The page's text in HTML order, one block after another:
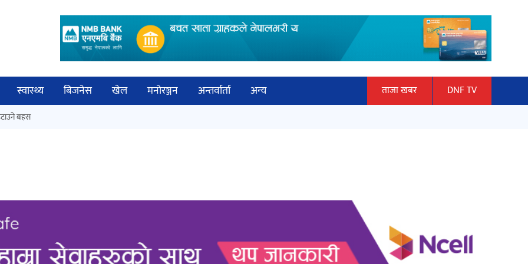
स्वास्थ्य बिजनेस खेल मनोरञ्जन अन्तर्वार्ता
अन्य
ताजा खबर DNF TV
औपचारिक सेवा सञ्चालनमा
हलमा छैन ‘गौँथली’को टिकट
बहस